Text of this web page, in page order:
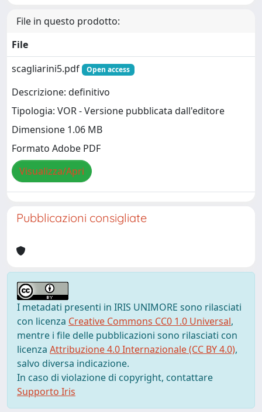
File in questo prodotto:
File
scagliarini5.pdf
Open access
Descrizione: definitivo
Tipologia: VOR - Versione pubblicata dall'editore
Dimensione 1.06 MB
Formato Adobe PDF
Visualizza/Apri
Pubblicazioni consigliate
I metadati presenti in IRIS UNIMORE sono rilasciati
con licenza Creative Commons CC0 1.0 Universal,
mentre i file delle pubblicazioni sono rilasciati con
licenza Attribuzione 4.0 Internazionale (CC BY 4.0),
salvo diversa indicazione.
In caso di violazione di copyright, contattare
Supporto Iris